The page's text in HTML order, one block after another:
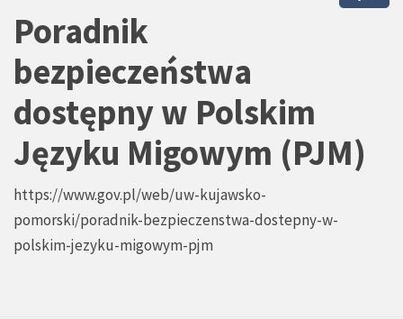
Poradnik
bezpieczeństwa
dostępny w Polskim
Języku Migowym (PJM)
https://www.gov.pl/web/uw-kujawsko-
pomorski/poradnik-bezpieczenstwa-dostepny-w-
polskim-jezyku-migowym-pjm